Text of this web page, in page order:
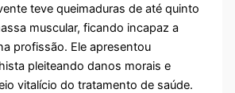
teve queimaduras de até quinto
muscular, ficando incapaz a
profissão. Ele apresentou
pleiteando danos morais e
vitalício do tratamento de saúde.